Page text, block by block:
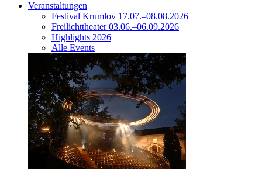
Veranstaltungen
Festival Krumlov 17.07.–08.08.2026
Freilichttheater 03.06.–06.09.2026
Highlights 2026
Alle Events